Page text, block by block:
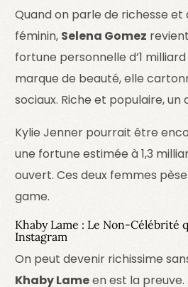
Quand on parle de richesse et
féminin, Selena Gomez
fortune personnelle d’1
marque de beauté, elle
sociaux. Riche et populaire,
Kylie Jenner pourrait être
une fortune estimée à 1,3
ouvert. Ces deux femmes
game.
Khaby Lame : Le Non-Célébrité
Instagram
On peut devenir richissime
Khaby Lameen est la preuve.